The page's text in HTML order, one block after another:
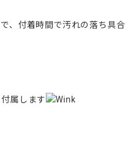
、付着時間で汚れの落ち具合
属します